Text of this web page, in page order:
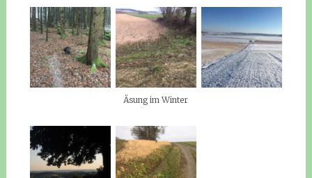
Äsung im Winter